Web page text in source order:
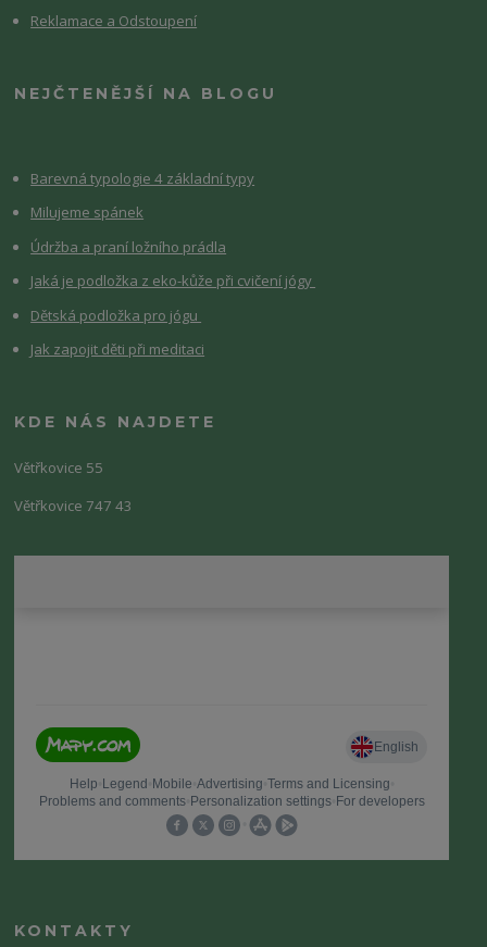
Reklamace a Odstoupení
NEJČTENĚJŠÍ NA BLOGU
Barevná typologie 4 základní typy
Milujeme spánek
Údržba a praní ložního prádla
Jaká je podložka z eko-kůže při cvičení jógy
Dětská podložka pro jógu
Jak zapojit děti při meditaci
KDE NÁS NAJDETE
Větřkovice 55
Větřkovice 747 43
KONTAKTY